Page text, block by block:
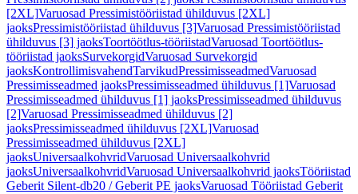
[2XL]Varuosad Pressimistööriistad ühilduvus [2XL]
jaoksPressimistööriistad ühilduvus [3]Varuosad Pressimistööriistad
ühilduvus [3] jaoksToortöötlus-tööriistadVaruosad Toortöötlus-
tööriistad jaoksSurvekorgidVaruosad Survekorgid
jaoksKontrollimisvahendTarvikudPressimisseadmedVaruosad
Pressimisseadmed jaoksPressimisseadmed ühilduvus [1]Varuosad
Pressimisseadmed ühilduvus [1] jaoksPressimisseadmed ühilduvus
[2]Varuosad Pressimisseadmed ühilduvus [2]
jaoksPressimisseadmed ühilduvus [2XL]Varuosad
Pressimisseadmed ühilduvus [2XL]
jaoksUniversaalkohvridVaruosad Universaalkohvrid
jaoksUniversaalkohvridVaruosad Universaalkohvrid jaoksTööriistad
Geberit Silent-db20 / Geberit PE jaoksVaruosad Tööriistad Geberit